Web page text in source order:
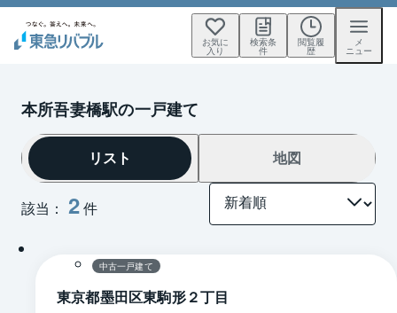
お気に
入り
検索条
件
閲覧履
歴
メ
ニュー
本所吾妻橋駅の一戸建て
該当： 2件
リスト 地図
1 / 0 間取り
中古一戸建て
東京都墨田区東駒形２丁目